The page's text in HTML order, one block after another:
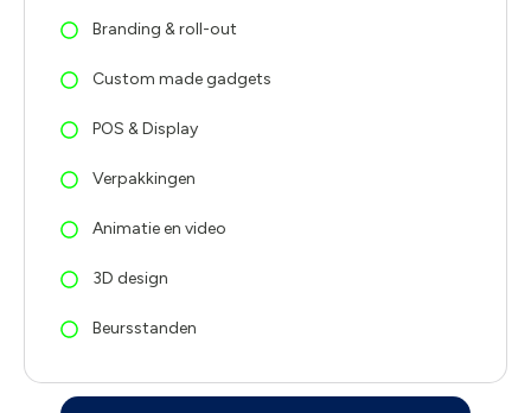
Branding & roll-out
Custom made gadgets
POS & Display
Verpakkingen
Animatie en video
3D design
Beursstanden